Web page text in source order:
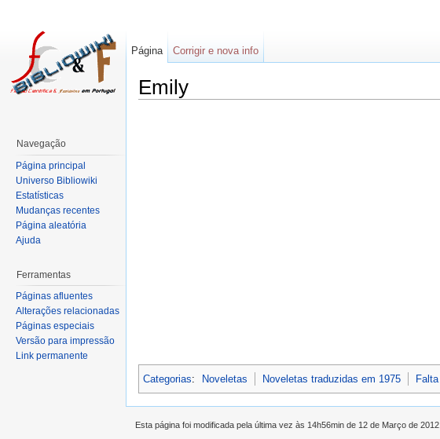
Emily
Categorias: Noveletas Noveletas traduzidas em 1975
Página Corrigir e nova info
Navegação
Página principal
Universo Bibliowiki
Estatísticas
Mudanças recentes
Página aleatória
Ajuda
Ferramentas
Páginas afluentes
Alterações relacionadas
Páginas especiais
Versão para impressão
Link permanente
Esta página foi modificada pela última vez às 14h56min de 12 de Março de 2012.